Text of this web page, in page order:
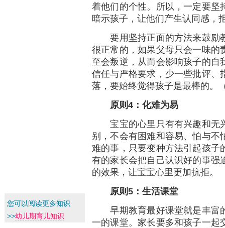
着他们的个性。所以，一定要坚
暗示孩子，让他们产生认同感，
要用坚持正面的方法来鼓励
很正常的，如果父母只会一味的
至会叛逆，从而会影响孩子的自
信任与严格要求，少一些批评、
落，要始终觉得孩子是最棒的。
原则4 ：化难为易
宝宝的心里只有有兴趣和无
别，不会有困难和容易、怕与不
难的事，只要变种方法引起孩子
有的家长会把自己认识好的事强
的效果，让宝宝心里更加抗拒。
原则5 ：生活课堂
早期教育最好课堂就是丰富
一的课堂。家长要多和孩子一起
您可以阅读更多知识
>>幼儿期育儿知识